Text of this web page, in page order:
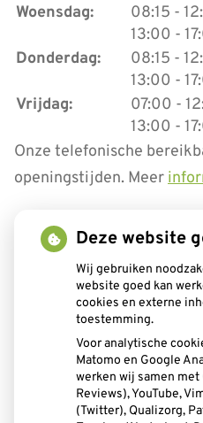
Woensdag:
08:15 tot
-
13:00 tot
-
Donderdag:
08:15 tot
-
13:00 tot
-
Vrijdag:
07:00 tot
-
13:00 tot
-
Onze telefonische
openingstijden. Meer
Aangesloten bij:
Deze website
Wij gebruiken
website goed kan
cookies en externe
toestemming.
Voor analytische
Matomo en Google
werken wij samen met
Reviews), YouTube,
(Twitter), Qualizorg,